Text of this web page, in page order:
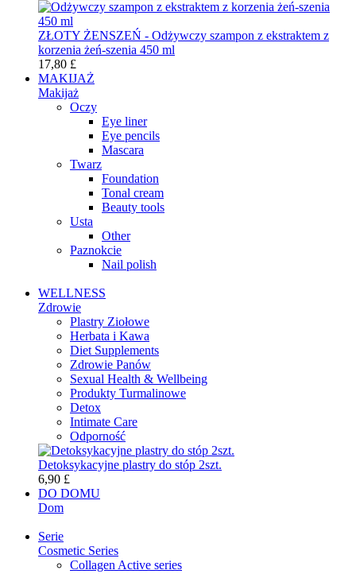
ZŁOTY ŻENSZEŃ - Odżywczy szampon z ekstraktem z
korzenia żeń-szenia 450 ml
17,80 £
MAKIJAŻ
Makijaż
Oczy
Eye liner
Eye pencils
Mascara
Twarz
Foundation
Tonal cream
Beauty tools
Usta
Other
Paznokcie
Nail polish
WELLNESS
Zdrowie
Plastry Ziołowe
Herbata i Kawa
Diet Supplements
Zdrowie Panów
Sexual Health & Wellbeing
Produkty Turmalinowe
Detox
Intimate Care
Odporność
Detoksykacyjne plastry do stóp 2szt.
6,90 £
DO DOMU
Dom
Serie
Cosmetic Series
Collagen Active series